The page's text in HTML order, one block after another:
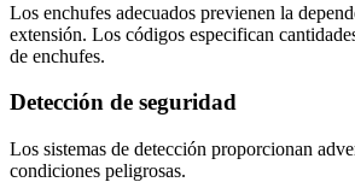
Los enchufes adecuados previenen la
extensión. Los códigos especifican
de enchufes.
Detección de seguridad
Los sistemas de detección proporcionan
condiciones peligrosas.